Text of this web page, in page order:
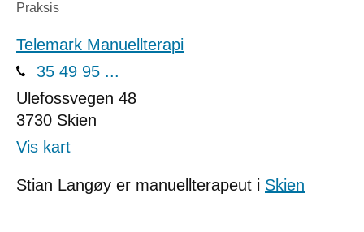
Praksis
Telemark Manuellterapi
35 49 95 ...
Ulefossvegen 48
3730 Skien
Vis kart
Stian Langøy er manuellterapeut i Skien